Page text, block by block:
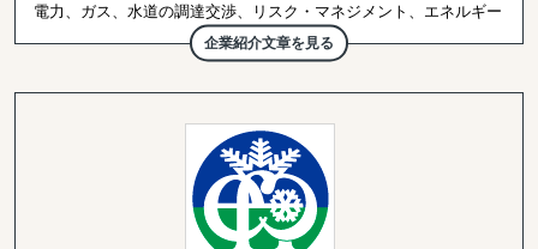
企業紹介文章を見る
電力、ガス、水道の調達交渉、リスク・マネジメント、エネルギー
市場調査などを専門に扱っております。
2000年、クライアント様向けポータルの運用開始。
社や市場価格のあり方が転換期を迎える中、2003年に英国外に進
出。エネルギーの自由市場のニーズに合わせてビジネス展開。
2015年にMBOの実施、水道サービスのウォーター・バイヤーズ設
2018年、グループ会社を全てコンサルタス・インターナショナル・